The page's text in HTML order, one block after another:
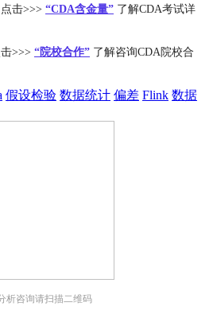
点击>>> “CDA含金量” 了解CDA考试详
击>>> “院校合作” 了解咨询CDA院校合
假设检验 数据统计 偏差 Flink 数据
析咨询请扫描二维码